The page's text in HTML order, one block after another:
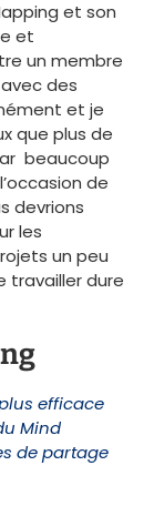
et son
et
un membre
des
et je
que plus de
beaucoup
de
devrions
les
un peu
travailler dure
efficace
Mind
de partage